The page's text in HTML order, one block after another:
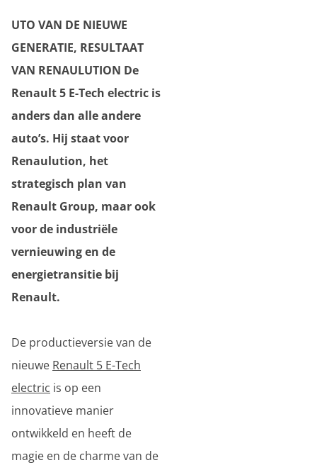
UTO VAN DE NIEUWE
GENERATIE, RESULTAAT
VAN RENAULUTION De
Renault 5 E-Tech electric is
anders dan alle andere
auto’s. Hij staat voor
Renaulution, het
strategisch plan van
Renault Group, maar ook
voor de industriële
vernieuwing en de
energietransitie bij
Renault.
De productieversie van de
nieuwe Renault 5 E-Tech
electric is op een
innovatieve manier
ontwikkeld en heeft de
magie en de charme van de